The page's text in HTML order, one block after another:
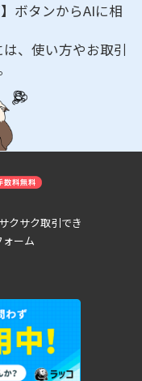
ボタンからAIに相
は、使い方やお取引
クサク取引でき
ーム